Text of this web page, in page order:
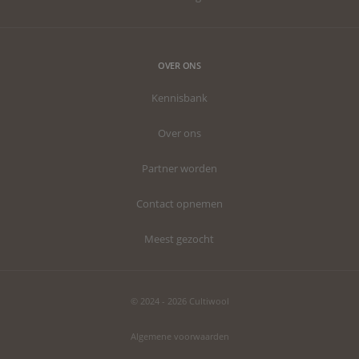
OVER ONS
Kennisbank
Over ons
Partner worden
Contact opnemen
Meest gezocht
© 2024 - 2026 Cultiwool
Algemene voorwaarden